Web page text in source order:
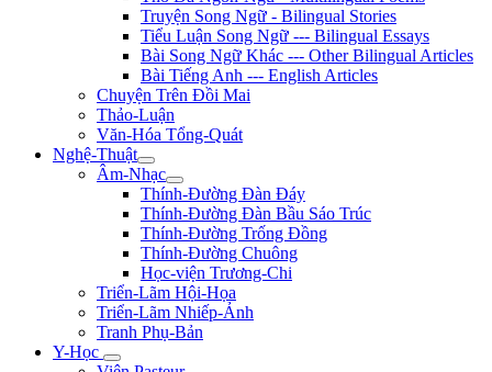
Truyện Song Ngữ - Bilingual Stories
Tiểu Luận Song Ngữ --- Bilingual Essays
Bài Song Ngữ Khác --- Other Bilingual Articles
Bài Tiếng Anh --- English Articles
Chuyện Trên Đồi Mai
Thảo-Luận
Văn-Hóa Tổng-Quát
Nghệ-Thuật
Âm-Nhạc
Thính-Đường Đàn Đáy
Thính-Đường Đàn Bầu Sáo Trúc
Thính-Đường Trống Đồng
Thính-Đường Chuông
Học-viện Trương-Chi
Triển-Lãm Hội-Họa
Triển-Lãm Nhiếp-Ảnh
Tranh Phụ-Bản
Y-Học